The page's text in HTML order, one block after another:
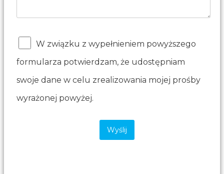
W związku z wypełnieniem powyższego
formularza potwierdzam, że udostępniam
swoje dane w celu zrealizowania mojej prośby
wyrażonej powyżej.